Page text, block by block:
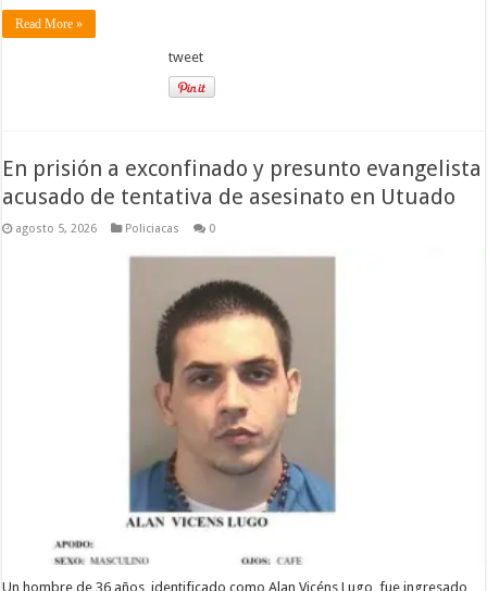
Read More »
tweet
En prisión a exconfinado y presunto evangelista
acusado de tentativa de asesinato en Utuado
agosto 5, 2026 Policiacas 0
Un hombre de 36 años, identificado como Alan Vicéns Lugo, fue ingresado